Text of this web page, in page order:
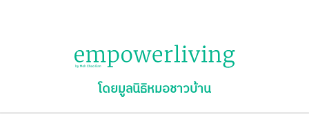
โดยมูลนิธิหมอชาวบ้าน